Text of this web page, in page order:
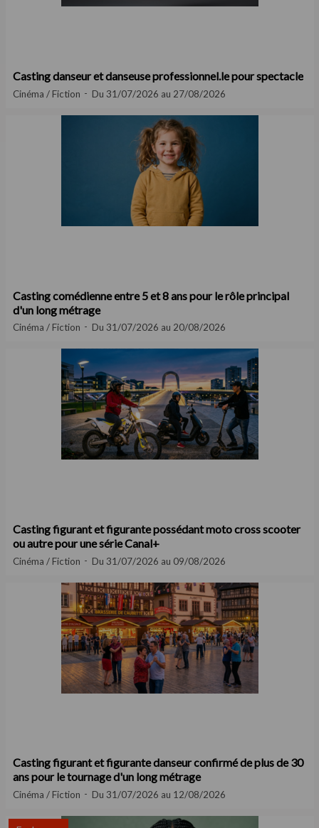
Casting danseur et danseuse professionnel.le pour spectacle
Cinéma / Fiction Du 31/07/2026 au 27/08/2026
Casting comédienne entre 5 et 8 ans pour le rôle principal
d'un long métrage
Cinéma / Fiction Du 31/07/2026 au 20/08/2026
Casting figurant et figurante possédant moto cross scooter
ou autre pour une série Canal+
Cinéma / Fiction Du 31/07/2026 au 09/08/2026
Casting figurant et figurante danseur confirmé de plus de 30
ans pour le tournage d'un long métrage
Cinéma / Fiction Du 31/07/2026 au 12/08/2026